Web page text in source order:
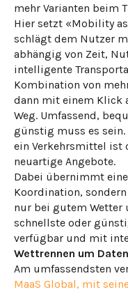
mehr Varianten beim
Hier setzt «Mobility as
schlägt dem Nutzer
abhängig von Zeit,
intelligente
Kombination von
dann mit einem Klick
Weg. Umfassend,
günstig muss es
ein Verkehrsmittel ist
neuartige Angebote.
Dabei übernimmt
Koordination,
nur bei gutem Wetter
schnellste oder
verfügbar und mit
Wettrennen um Daten
Am umfassendsten
MaaS Global, mit